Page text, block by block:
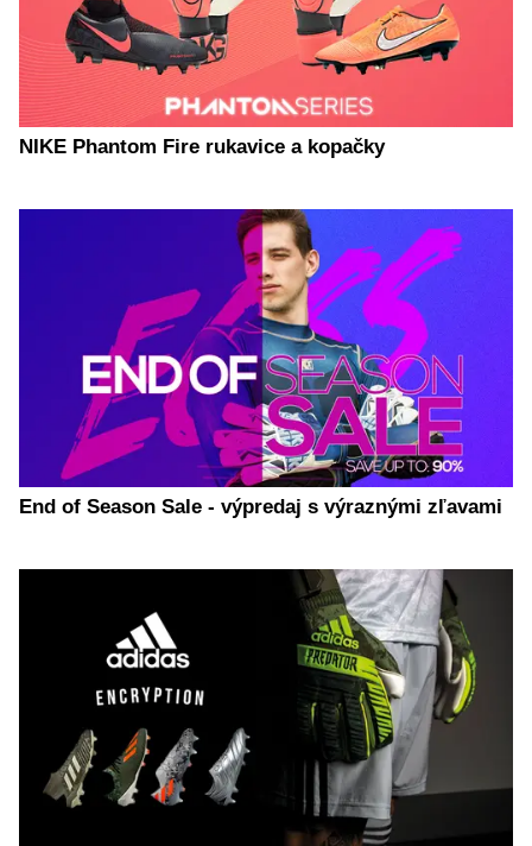
NIKE Phantom Fire rukavice a kopačky
End of Season Sale - výpredaj s výraznými zľavami